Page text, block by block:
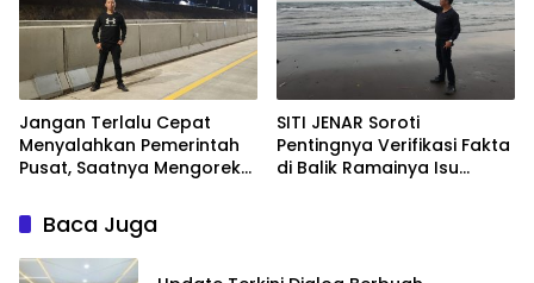
Jangan Terlalu Cepat
Menyalahkan Pemerintah
Pusat, Saatnya Mengoreksi
Kabupaten Situbondo.
SITI JENAR Soroti
Pentingnya Verifikasi Fakta
di Balik Ramainya Isu
Baca Juga